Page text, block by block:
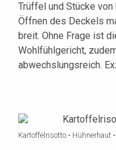
Trüffel und Stücke von
Öffnen des Deckels
breit. Ohne Frage ist
Wohlfühlgericht,
abwechslungsreich.
Kartoffelrisotto • Hühnerhaut